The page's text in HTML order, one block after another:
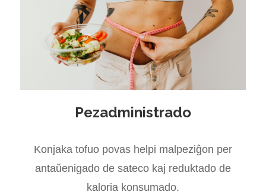
Pezadministrado
Konjaka tofuo povas helpi malpeziĝon per
antaŭenigado de sateco kaj reduktado de
kaloria konsumado.